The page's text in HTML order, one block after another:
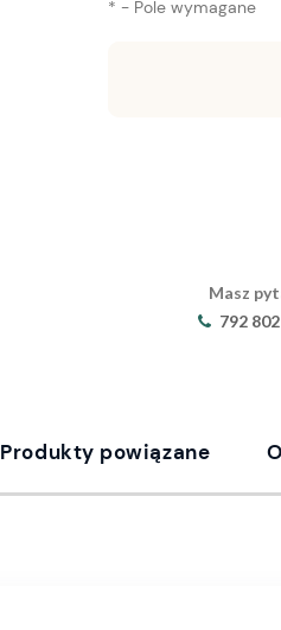
* - Pole wymagane
Masz
792
Produkty powiązane